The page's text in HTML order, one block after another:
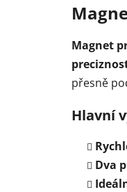
Magnet
přesně
Hlavní
Dva